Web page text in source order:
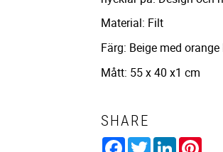
Material: Filt
Färg: Beige med
Mått: 55 x 40 x1 cm
SHARE
Facebook
TwitterLinkedIn